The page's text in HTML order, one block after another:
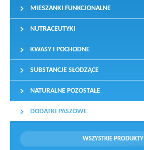
MIESZANKI FUNKCJONALNE
NUTRACEUTYKI
KWASY I POCHODNE
SUBSTANCJE SŁODZĄCE
NATURALNE POZOSTAŁE
DODATKI PASZOWE
WSZYSTKIE PRODUKTY